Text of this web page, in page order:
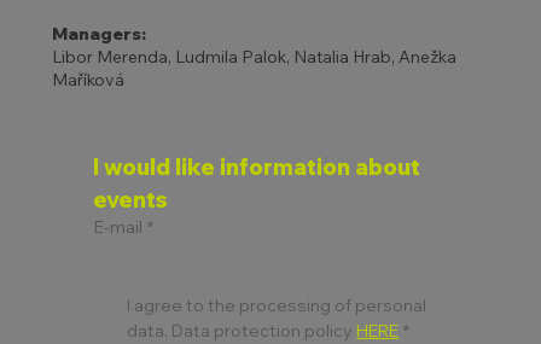
Managers:
Libor Merenda, Ludmila Palok, Natalia Hrab, Anežka
Maříková
I would like information about
events
E-mail *
I agree to the processing of personal
data. Data protection policy HERE *